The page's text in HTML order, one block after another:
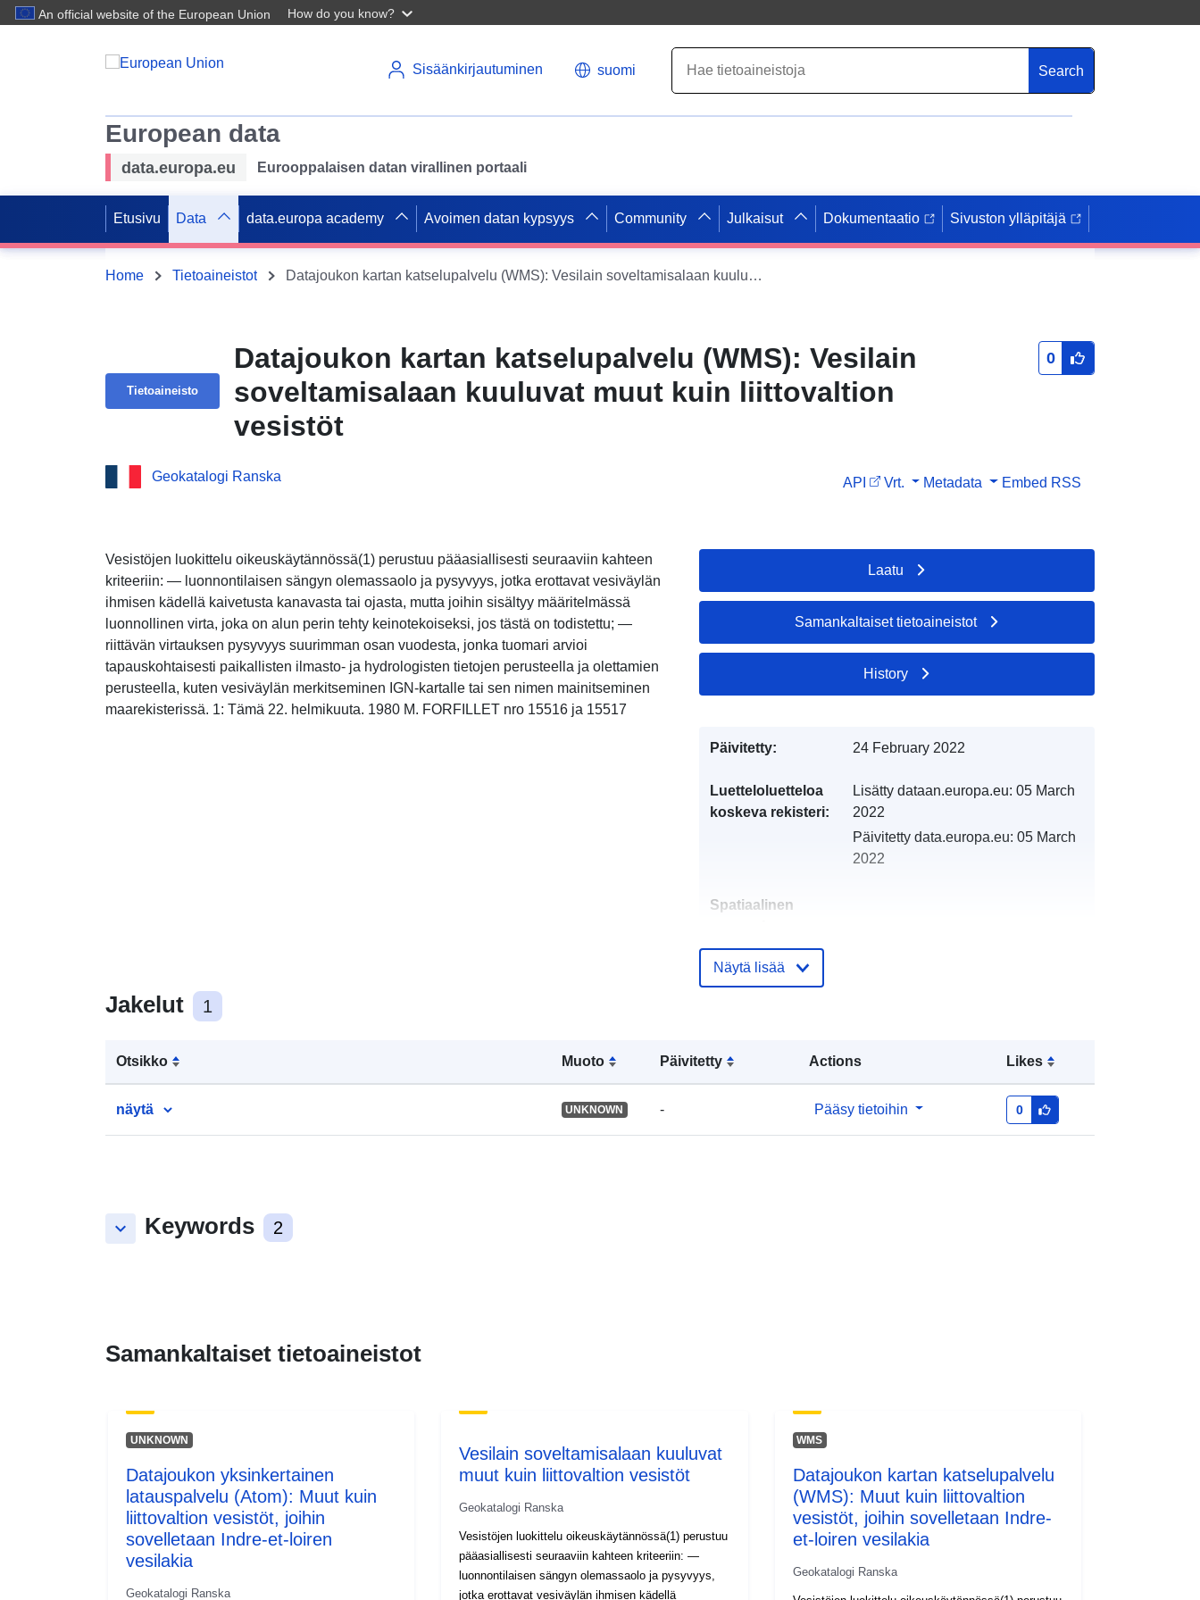
An official website of the European Union How do you know?
Sisäänkirjautuminen suomi Search
European data
data.europa.eu Eurooppalaisen datan virallinen portaali
Etusivu Data data.europa academy Avoimen datan kypsyys Community Julkaisut Dokumentaatio Sivuston ylläpitäjä
Home Tietoaineistot Datajoukon kartan katselupalvelu (WMS): Vesilain soveltamisalaan kuuluvat muut kuin liittovaltion vesistöt
Tietoaineisto
Datajoukon kartan katselupalvelu (WMS): Vesilain
soveltamisalaan kuuluvat muut kuin liittovaltion
vesistöt
0
Geokatalogi Ranska API Vrt. Metadata Embed RSS
Vesistöjen luokittelu oikeuskäytännössä(1) perustuu pääasiallisesti seuraaviin kahteen
kriteeriin: — luonnontilaisen sängyn olemassaolo ja pysyvyys, jotka erottavat vesiväylän
ihmisen kädellä kaivetusta kanavasta tai ojasta, mutta joihin sisältyy määritelmässä
luonnollinen virta, joka on alun perin tehty keinotekoiseksi, jos tästä on todistettu; —
riittävän virtauksen pysyvyys suurimman osan vuodesta, jonka tuomari arvioi
tapauskohtaisesti paikallisten ilmasto- ja hydrologisten tietojen perusteella ja olettamien
perusteella, kuten vesiväylän merkitseminen IGN-kartalle tai sen nimen mainitseminen
maarekisterissä. 1: Tämä 22. helmikuuta. 1980 M. FORFILLET nro 15516 ja 15517
Jakelut 1
Otsikko Muoto Päivitetty Actions Likes
näytä UNKNOWN - Pääsy tietoihin 0
keyboard_arrow_down Keywords 2
Laatu
Samankaltaiset tietoaineistot
History
Päivitetty: 24 February 2022
Luetteloluetteloa
koskeva rekisteri:
Lisätty dataan.europa.eu: 05 March
2022
Päivitetty data.europa.eu: 05 March
2022
Spatiaalinen
Tunnisteet:
4981-89ed-5fcdd2adc7b3
http://data.europa.eu/88u/dataset/fr-
120066022-srv-98d4ab65-0479-
4fb3-a16e-436800ef0a07
Näytä lisää
Samankaltaiset tietoaineistot
UNKNOWN
Datajoukon yksinkertainen
latauspalvelu (Atom): Muut kuin
liittovaltion vesistöt, joihin
sovelletaan Indre-et-loiren
vesilakia
Geokatalogi Ranska
Vesilain soveltamisalaan kuuluvat
muut kuin liittovaltion vesistöt
Geokatalogi Ranska
Vesistöjen luokittelu oikeuskäytännössä(1) perustuu
pääasiallisesti seuraaviin kahteen kriteeriin: —
luonnontilaisen sängyn olemassaolo ja pysyvyys,
jotka erottavat vesiväylän ihmisen kädellä
WMS
Datajoukon kartan katselupalvelu
(WMS): Muut kuin liittovaltion
vesistöt, joihin sovelletaan Indre-
et-loiren vesilakia
Geokatalogi Ranska